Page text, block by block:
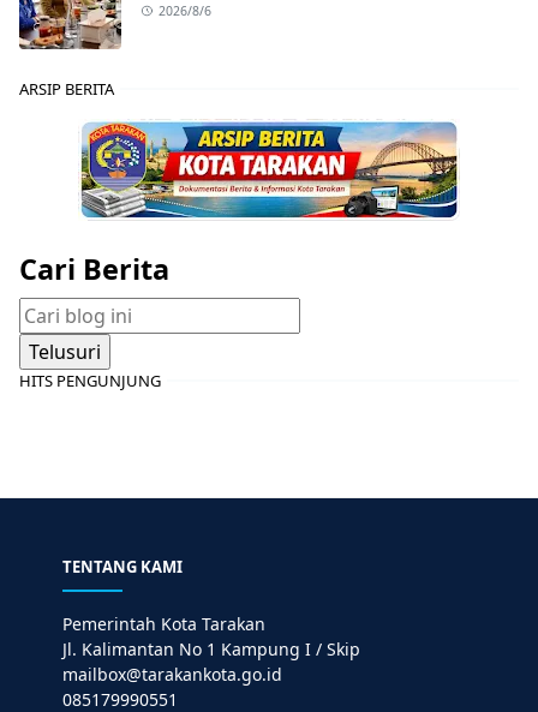
2026/8/6
ARSIP BERITA
Cari Berita
HITS PENGUNJUNG
TENTANG KAMI
Pemerintah Kota Tarakan
Jl. Kalimantan No 1 Kampung I / Skip
mailbox@tarakankota.go.id
085179990551